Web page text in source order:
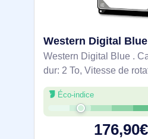
Western Digital Blue .
dur: 2 To, Vitesse de
dur: 5400 tr/min, Taille
lecteur de stockage:
disque dur: 2.5",
Éco-indice